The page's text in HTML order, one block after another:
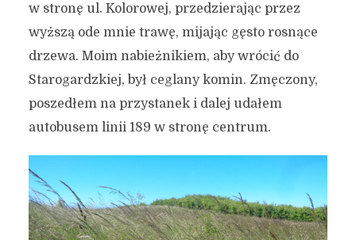
w stronę ul. Kolorowej, przedzierając przez
wyższą ode mnie trawę, mijając gęsto rosnące
drzewa. Moim nabieżnikiem, aby wrócić do
Starogardzkiej, był ceglany komin. Zmęczony,
poszedłem na przystanek i dalej udałem
autobusem linii 189 w stronę centrum.